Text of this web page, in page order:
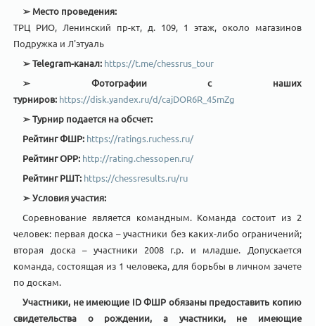
➢ Место проведения:
ТРЦ РИО, Ленинский пр-кт, д. 109, 1 этаж, около магазинов
Подружка и Л'этуаль
➢Telegram-канал: https://t.me/chessrus_tour
➢
Фотографии с наших
турниров: https://disk.yandex.ru/d/cajDOR6R_45mZg
➢Турнир подается на обсчет:
Рейтинг ФШР: https://ratings.ruchess.ru/
Рейтинг OРР: http://rating.chessopen.ru/
Рейтинг РШТ: https://chessresults.ru/ru
➢Условия участия:
Соревнование является командным. Команда состоит из 2
человек: первая доска – участники без каких-либо ограничений;
вторая доска – участники 2008 г.р. и младше. Допускается
команда, состоящая из 1 человека, для борьбы в личном зачете
по доскам.
Участники, не имеющие IDФШР обязаны предоставить копию
свидетельства о рождении, а участники, не имеющие